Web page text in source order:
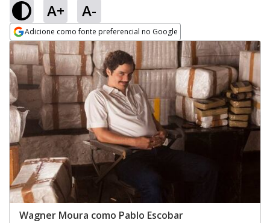
A+ A-
Adicione como fonte preferencial no Google
Opens in new window
Wagner Moura como Pablo Escobar